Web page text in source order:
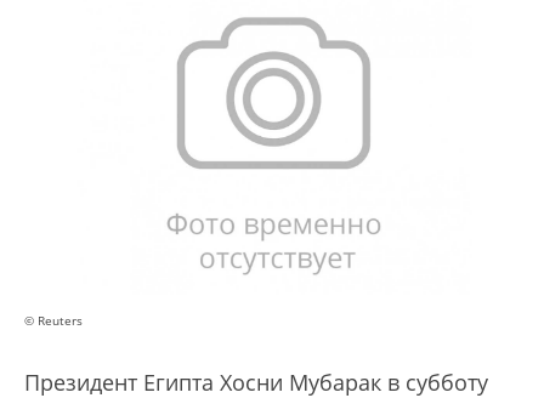
© Reuters
Президент Египта Хосни Мубарак в субботу